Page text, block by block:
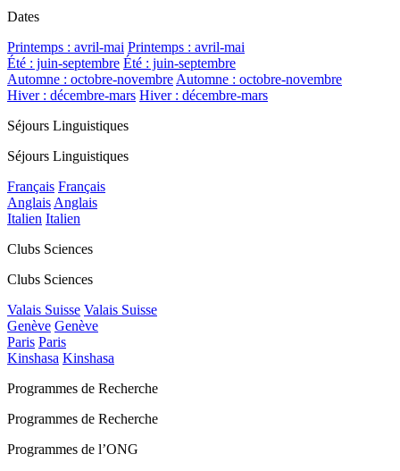
Dates
Printemps : avril-mai Printemps : avril-mai
Été : juin-septembre Été : juin-septembre
Automne : octobre-novembre Automne : octobre-novembre
Hiver : décembre-mars Hiver : décembre-mars
Séjours Linguistiques
Séjours Linguistiques
Français Français
Anglais Anglais
Italien Italien
Clubs Sciences
Clubs Sciences
Valais Suisse Valais Suisse
Genève Genève
Paris Paris
Kinshasa Kinshasa
Programmes de Recherche
Programmes de Recherche
Programmes de l’ONG